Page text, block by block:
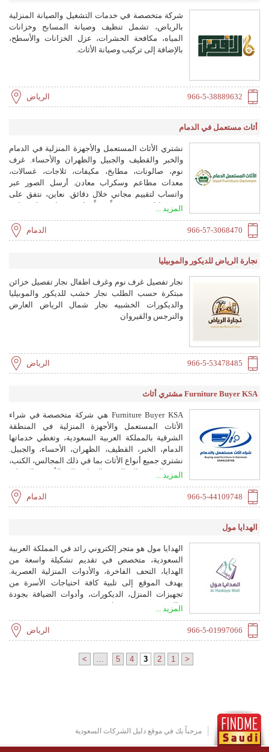
شركة متخصصة في خدمات التشغيل والصيانة المنزلية
بالرياض، تشمل تنظيف وصيانة المسابح وخزانات
المياه، مكافحة الحشرات، عزل الخزانات والأسطح،
بالإضافة إلى تركيب وصيانة الأثاث.
966-5-38889632 الرياض
أثاث مستعمل في الدمام
نشتري الأثاث المستعمل والأجهزة المنزلية في الدمام
والخبر والقطيف والجبيل والظهران والأحساء. غرف
نوم، صالونات، مطابخ، مكيفات، ثلاجات، غسالات،
معدات مطاعم وسكراب معادن. أرسل الصور عبر
واتساب لتقييم مجاني خلال دقائق. نعاين، نتفق على
سعر عادل، وندفع نقداً فوراً. فك وتحميل ونقل مجاني
500 عملية منجزة. سريع وموثوق بدون وسيط.
0573068470 usedfurnituredammam.com
المزيد ...
966-57-3068470 الدمام
نجارة الرياض للديكور والموبيليا
نجار تفصيل غرف نوم وغرف اطفال نجار تفصيل خزائن
مبتكرة حسب الطلب نجار خشب للديكور والموبيليا
والديكورات الخشبيه نجار شمال الرياض العارض
والنرجس والقيروان
966-5-53478485 الرياض
Furniture Buyer KSA مشتري أثاث
Furniture Buyer KSA هي شركة متخصصة في شراء
الأثاث المستعمل والأجهزة المنزلية في المنطقة
الشرقية بالمملكة العربية السعودية، وتغطي خدماتها
الدمام، الخبر، القطيف، الظهران، الأحساء، والجبيل.
نشتري جميع أنواع الأثاث بما في ذلك المجالس، الكنب،
غرف النوم، والدواليب، بالإضافة إلى الأجهزة المنزلية
الغازية، والمايكروويف. نقدم تقييمًا سريعًا وعادلًا لكل
قطعة، ودفعًا نقديًا فوريًا، مع خدمة نقل مجانية لجميع
المزيد ...
966-5-44109748 الدمام
الهدايا مول
الهدايا مول هو متجر إلكتروني رائد في المملكة العربية
السعودية، متخصص في تقديم تشكيلة واسعة من
الهدايا، التحف الفاخرة، والأدوات المنزلية العصرية.
يهدف الموقع إلى تلبية كافة احتياجات الأسرة من
تجهيزات المنزل، الديكورات، وأدوات الضيافة بجودة
عالية وتجربة تسوق سلسة.
المزيد ...
966-5-01997066 الرياض
<
1
2
3
4
5
>
مرحباً بك في موقع دليل الشركات السعودية